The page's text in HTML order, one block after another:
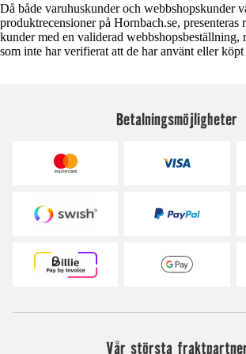
Då både varuhuskunder och webbshopskunder
produktrecensioner på Hornbach.se, presenteras
kunder med en validerad webbshopsbeställning,
som inte har verifierat att de har använt eller
Betalningsmöjligheter
Vår största